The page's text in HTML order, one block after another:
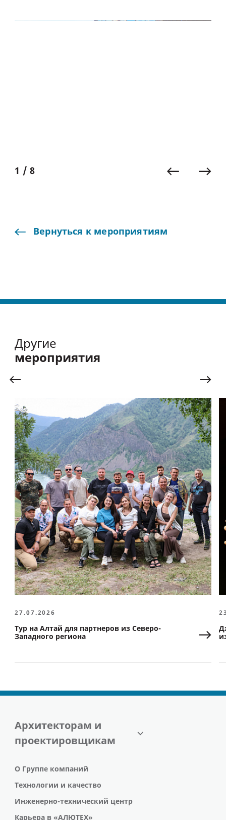
1 / 8
Вернуться к мероприятиям
Другие
мероприятия
27.07.2026
Тур на Алтай для партнеров из Северо-
Западного региона
Архитекторам и
проектировщикам
О Группе компаний
Технологии и качество
Инженерно-технический центр
Карьера в «АЛЮТЕХ»